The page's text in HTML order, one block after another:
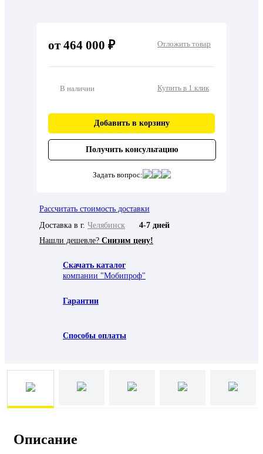
от 464 000 ₽ Отложить товар
В наличии Купить в 1 клик
Добавить в корзину
Получить консультацию
Задать вопрос:
Рассчитать стоимость доставки
Доставка в г. Челябинск
4-7 дней
Нашли дешевле? Снизим цену!
Скачать каталог
компании "Мобипроф"
Гарантии
Способы оплаты
Описание